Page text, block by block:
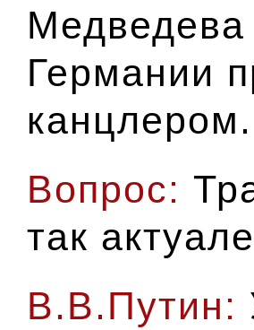
Германии
канцлером.
Вопрос:
так
В.В.Путин: